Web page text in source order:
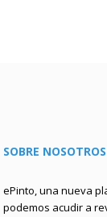
SOBRE NOSOTROS
ePinto, una nueva
podemos acudir a